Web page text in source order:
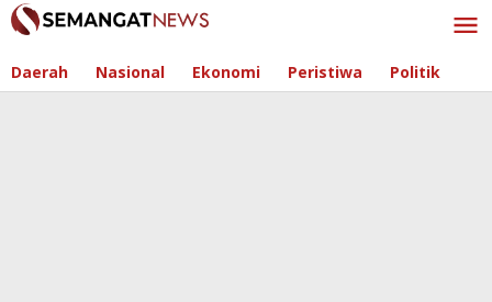
Skip
to
Daerah Nasional Ekonomi Peristiwa Politik